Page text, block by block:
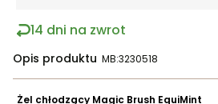
14 dni na zwrot
Opis produktu MB:3230518
Żel chłodzący Magic Brush EquiMint